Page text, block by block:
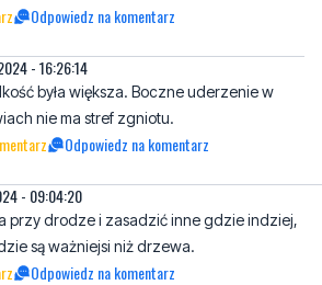
była większa. Boczne uderzenie w
Odpowiedz na komentarz
- 09:04:20
przy drodze i zasadzić inne gdzie indziej,
Odpowiedz na komentarz
2024 - 17:21:16
tociota RAV 4 z wadliwymi maglownicami.